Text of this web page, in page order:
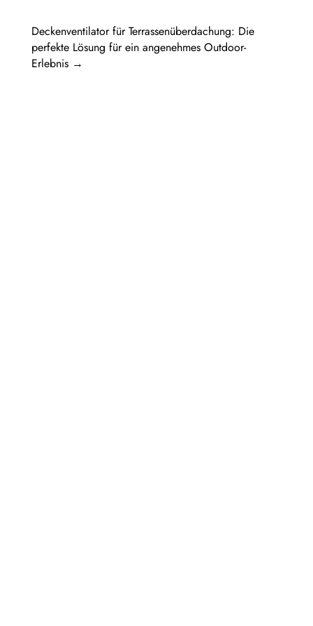
Deckenventilator für Terrassenüberdachung: Die
perfekte Lösung für ein angenehmes Outdoor-
Erlebnis→